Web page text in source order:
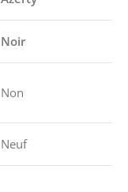
Noir
Non
Neuf